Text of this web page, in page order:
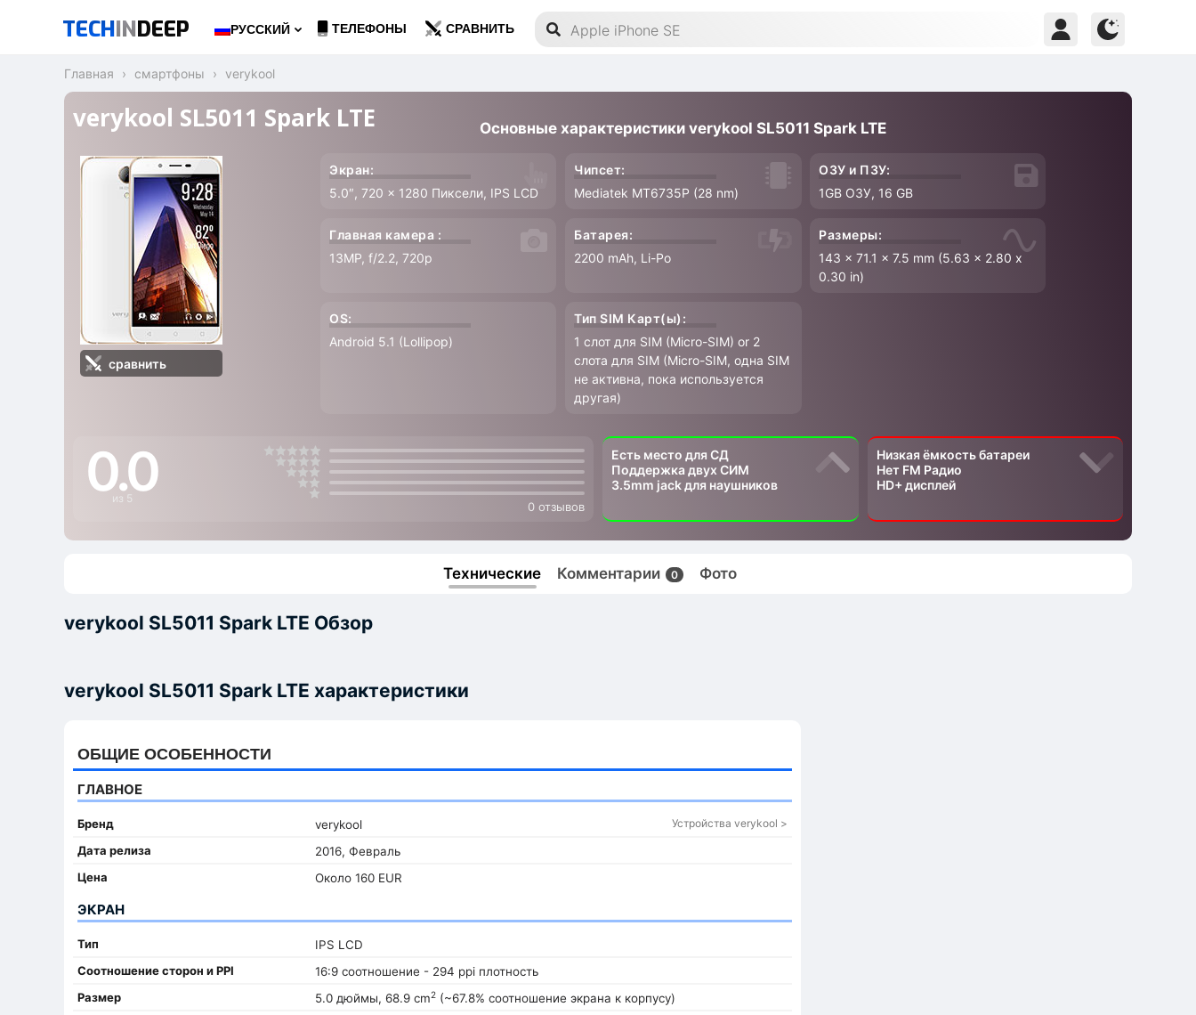
TECHINDEEP РУССКИЙ ТЕЛЕФОНЫ СРАВНИТЬ
Главная смартфоны verykool
verykool SL5011 Spark LTE
сравнить
Основные характеристики verykool SL5011 Spark LTE
Экран:
5.0″, 720 x 1280 Пиксели, IPS LCD
Чипсет:
Mediatek MT6735P (28 nm)
ОЗУ и ПЗУ:
1GB ОЗУ, 16 GB
Главная камера :
13MP, f/2.2, 720p
Батарея:
2200 mAh, Li-Po
Размеры:
143 x 71.1 x 7.5 mm (5.63 x 2.80 x
0.30 in)
OS:
Android 5.1 (Lollipop)
Тип SIM Карт(ы):
1 слот для SIM (Micro-SIM) or 2
слота для SIM (Micro-SIM, одна SIM
не активна, пока используется
другая)
0.0
из 5
0 отзывов
Есть место для СД
Поддержка двух СИМ
3.5mm jack для наушников
Низкая ёмкость батареи
Нет FM Радио
HD+ дисплей
Технические Комментарии 0 Фото
verykool SL5011 Spark LTE Обзор
verykool SL5011 Spark LTE характеристики
ОБЩИЕ ОСОБЕННОСТИ
ГЛАВНОЕ
Бренд verykool Устройства verykool >
Дата релиза
2016, Февраль
Цена
Около 160 EUR
ЭКРАН
Тип
IPS LCD
Соотношение сторон и PPI
16:9 соотношение - 294 ppi плотность
Размер
5.0 дюймы, 68.9 cm2(~67.8% соотношение экрана к корпусу)